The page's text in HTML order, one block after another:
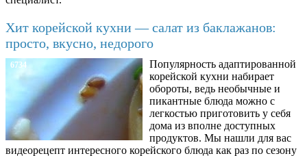
Хит корейской кухни — салат из баклажанов:
просто, вкусно, недорого
6734
Популярность адаптированной
корейской кухни набирает
обороты, ведь необычные и
пикантные блюда можно с
легкостью приготовить у себя
дома из вполне доступных
продуктов. Мы нашли для вас
видеорецепт интересного корейского блюда как раз по сезону